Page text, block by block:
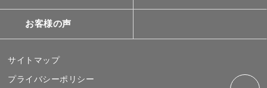
お客様の声
サイトマップ
プライバシーポリシー